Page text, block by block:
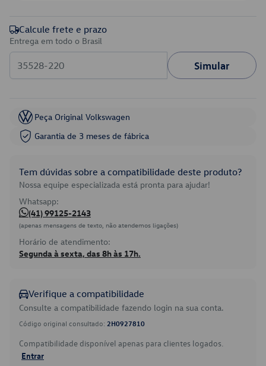
Calcule frete e prazo
Entrega em todo o Brasil
Simular
Peça Original Volkswagen
Garantia de 3 meses de fábrica
Tem dúvidas sobre a compatibilidade deste produto?
Nossa equipe especializada está pronta para ajudar!
Whatsapp:
(41) 99125-2143
(apenas mensagens de texto, não atendemos ligações)
Horário de atendimento:
Segunda à sexta, das 8h às 17h.
Verifique a compatibilidade
Consulte a compatibilidade fazendo login na sua conta.
Código original consultado: 2H0927810
Compatibilidade disponível apenas para clientes logados.
Entrar